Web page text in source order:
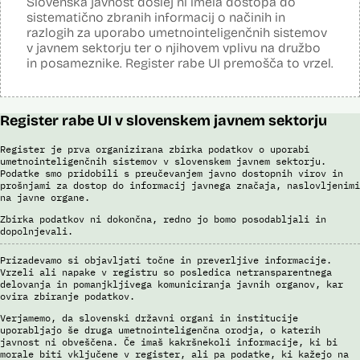
S sistemom AFIS (Automated Fingerprint Identification System /
Sistem za avtomatizirano identifikacijo prstnih odtisov), ki temelji na
uporabi algoritmov za izdelavo in iskanje biometričnih razpoznavnih
znakov, je omogočena primerjava in iskanje prstnih odtisov.
Brošura 60 let informacijsko telekomunikacijskega sistema policije
Odgovor na zahtevo za dostop do informacij javnega značaja
sistematično zbranih informacij o načinih in
razlogih za uporabo umetnointeligenčnih sistemov
v javnem sektorju ter o njihovem vplivu na družbo
in posameznike. Register rabe UI premošča to vrzel.
Register rabe UI v slovenskem javnem sektorju
Register je prva organizirana zbirka podatkov o uporabi
umetnointeligenčnih sistemov v slovenskem javnem sektorju.
Podatke smo pridobili s preučevanjem javno dostopnih virov in
prošnjami za dostop do informacij javnega značaja, naslovljenimi
na javne organe.
Zbirka podatkov ni dokončna, redno jo bomo posodabljali in
dopolnjevali.
Prizadevamo si objavljati točne in preverljive informacije.
Vrzeli ali napake v registru so posledica netransparentnega
delovanja in pomanjkljivega komuniciranja javnih organov, kar
ovira zbiranje podatkov.
Verjamemo, da slovenski državni organi in institucije
uporabljajo še druga umetnointeligenčna orodja, o katerih
javnost ni obveščena. Če imaš kakršnekoli informacije, ki bi
morale biti vključene v register, ali pa podatke, ki kažejo na